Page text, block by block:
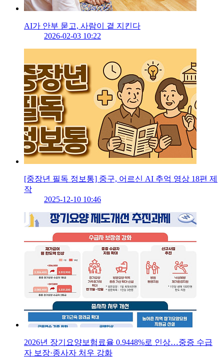
AI가 안부 묻고, 사람이 곁 지킨다
2026-02-03 10:22
[중장년 필독 정보통] 중구, 어르신 AI 추억 영상 18편 제
작
2025-12-10 10:46
2026년 장기요양보험료율 0.9448%로 인상…중증 수급
자 보장·종사자 처우 강화